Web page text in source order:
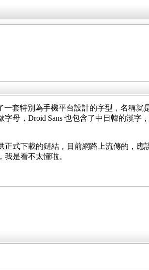
一套特別為手機平台設計的字型，名稱就
字母， Droid Sans 也包含了中日韓的漢字
正式下載的鏈結，目前網路上流傳的，應
是看不太懂啦。